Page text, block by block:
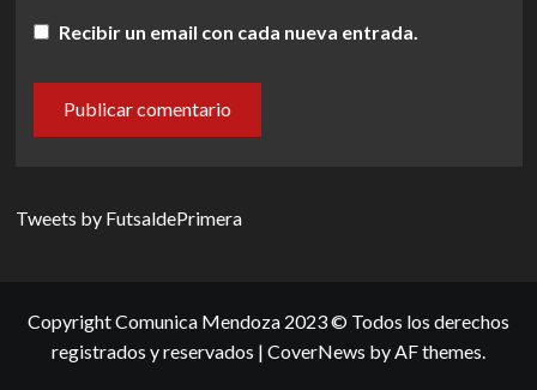
Recibir un email con cada nueva entrada.
Tweets by FutsaldePrimera
Copyright Comunica Mendoza 2023 © Todos los derechos
registrados y reservados | CoverNews by AF themes.